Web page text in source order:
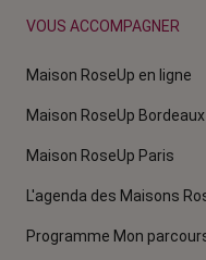
VOUS ACCOMPAGNER
Maison RoseUp en ligne
Maison RoseUp Bordeaux
Maison RoseUp Paris
L'agenda des Maisons
Programme Mon